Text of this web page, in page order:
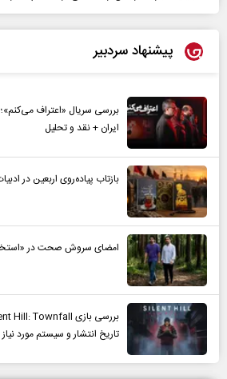
پیشنهاد سردبیر
بررسی سریال «اعتراف
ایران + نقد و تحلیل
بازتاب پیاده‌روی اربعین در
امضای سروش صحت در «استخر»
تاریخ انتشار و سیستم مورد نیاز